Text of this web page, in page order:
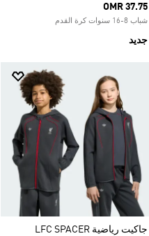
OMR 37.75
شباب 8-16 سنوات كرة القدم
جديد
جاكيت رياضية LFC SPACER